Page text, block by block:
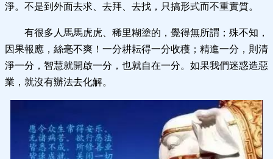
淨。不是到外面去求、去拜、去找，只搞形式而不重實質。
有很多人馬馬虎虎、稀里糊塗的，覺得無所謂；殊不知，
因果報應，絲毫不爽！一分耕耘得一分收穫；精進一分，則清
淨一分，智慧就開啟一分，也就自在一分。如果我們迷惑造惡
業，就沒有辦法去化解。